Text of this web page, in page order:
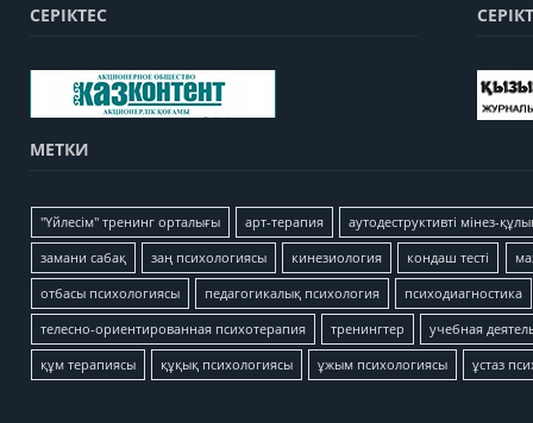
СЕРІКТЕС
МЕТКИ
"Үйлесім" тренинг орталығы арт-терапия аутодеструктивті мінез-
замани сабақ заң психологиясы кинезиология кондаш тесті
отбасы психологиясы педагогикалық психология психодиагностика
телесно-ориентированная психотерапия тренингтер учебная
құм терапиясы құқық психологиясы ұжым психологиясы ұстаз